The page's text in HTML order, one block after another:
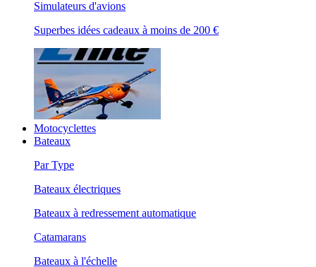
Simulateurs d'avions
Superbes idées cadeaux à moins de 200 €
Motocyclettes
Bateaux
Par Type
Bateaux électriques
Bateaux à redressement automatique
Catamarans
Bateaux à l'échelle